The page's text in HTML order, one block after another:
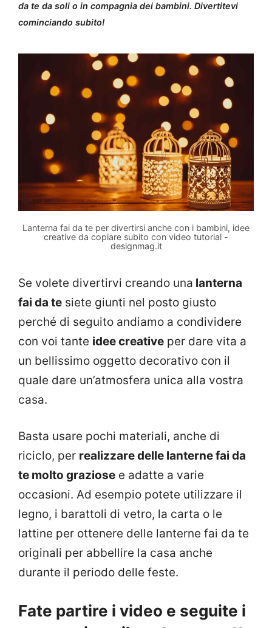
da te da soli o in compagnia dei bambini. Divertitevi
cominciando subito!
Lanterna fai da te per divertirsi anche con i bambini, idee
creative da copiare subito con video tutorial -
designmag.it
Se volete divertirvi creando una lanterna
fai da te siete giunti nel posto giusto
perché di seguito andiamo a condividere
con voi tante idee creative per dare vita a
un bellissimo oggetto decorativo con il
quale dare un’atmosfera unica alla vostra
casa.
Basta usare pochi materiali, anche di
riciclo, per realizzare delle lanterne fai da
te molto graziose e adatte a varie
occasioni. Ad esempio potete utilizzare il
legno, i barattoli di vetro, la carta o le
lattine per ottenere delle lanterne fai da te
originali per abbellire la casa anche
durante il periodo delle feste.
Fate partire i video e seguite i